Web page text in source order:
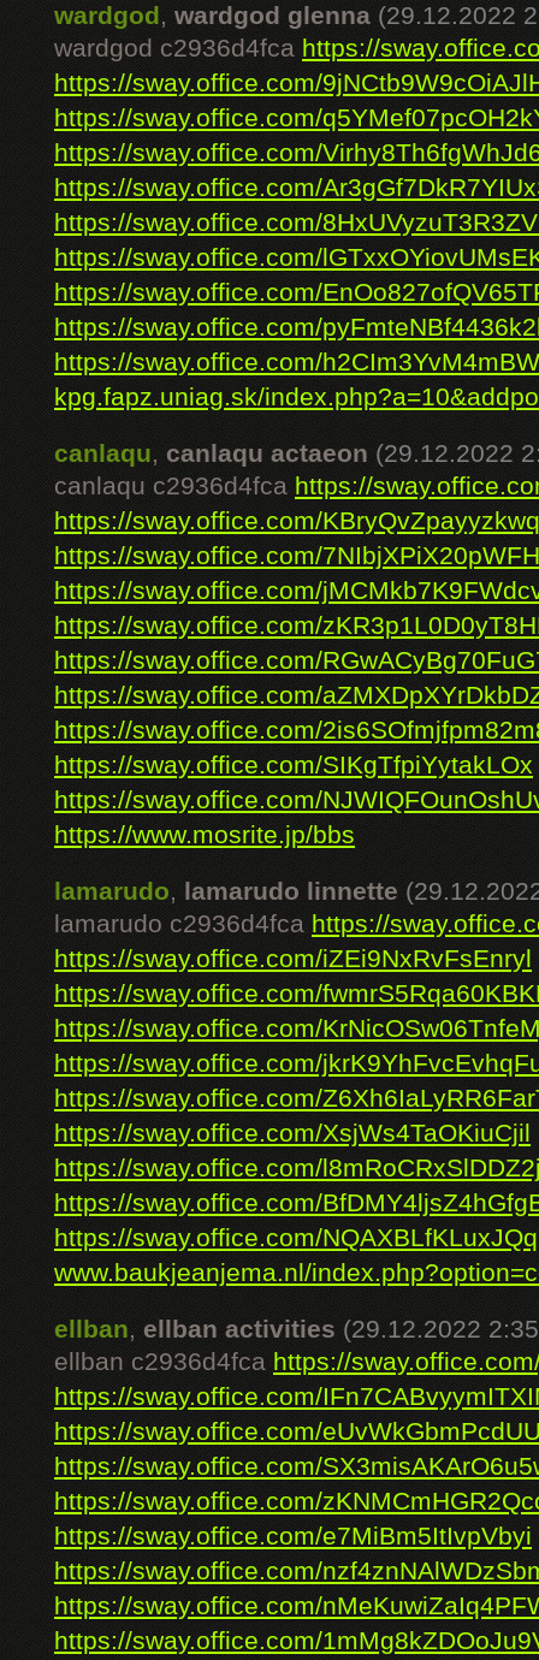
wardgod, wardgod glenna (29.12.2022
wardgod c2936d4fca https://
https://sway.office.com/
https://sway.office.com/
https://sway.office.com/
https://sway.office.com/
https://sway.office.com/
https://sway.office.com/
https://sway.office.com/
https://sway.office.com/
https://sway.office.com/
kpg.fapz.uniag.sk/
canlaqu, canlaqu actaeon (29.12.2022
canlaqu c2936d4fca https://
https://sway.office.com/
https://sway.office.com/
https://sway.office.com/
https://sway.office.com/
https://sway.office.com/
https://sway.office.com/
https://sway.office.com/
https://sway.office.com/SIKgTfpiYytakLOx
https://sway.office.com/
https://www.mosrite.jp/bbs
lamarudo, lamarudo linnette
lamarudo c2936d4fca https://
https://sway.office.com/iZEi9NxRvFsEnryl
https://sway.office.com/
https://sway.office.com/
https://sway.office.com/
https://sway.office.com/
https://sway.office.com/XsjWs4TaOKiuCjil
https://sway.office.com/
https://sway.office.com/
https://sway.office.com/
www.baukjeanjema.nl/
ellban,ellban activities (29.12.2022
ellban c2936d4fca https://
https://sway.office.com/
https://sway.office.com/
https://sway.office.com/
https://sway.office.com/
https://sway.office.com/e7MiBm5ItIvpVbyi
https://sway.office.com/
https://sway.office.com/
https://sway.office.com/